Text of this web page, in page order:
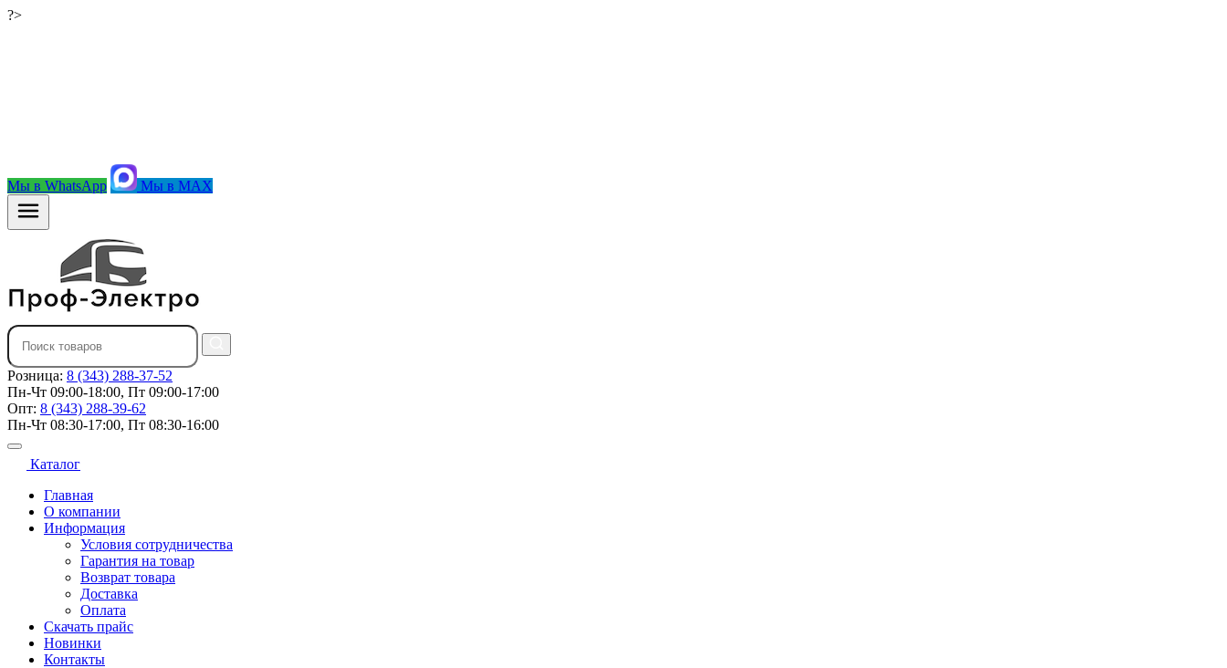
?>
Мы в WhatsApp Мы в MAX
Розница: 8 (343) 288-37-52
Пн-Чт 09:00-18:00, Пт 09:00-17:00
Опт: 8 (343) 288-39-62
Пн-Чт 08:30-17:00, Пт 08:30-16:00
Каталог
Главная
О компании
Информация
Условия сотрудничества
Гарантия на товар
Возврат товара
Доставка
Оплата
Скачать прайс
Новинки
Контакты